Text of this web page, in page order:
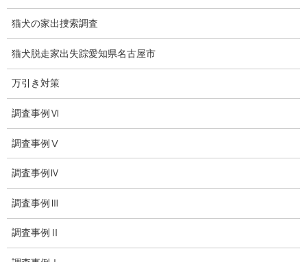
方、裕福でも不幸な方、自分の幸せに気づかない方もおられま
す。
ある意味で、平凡でも家庭が円満で、安心できる生活が本当の意
味での幸せと思います。
そして心のあり方も大切と思います。
無料相談専用電話 10:00～17:00〔不定休〕
お問い合わせフォーム
猫犬の家出捜索調査
猫犬脱走家出失踪愛知県名古屋市
万引き対策
調査事例Ⅵ
調査事例Ⅴ
調査事例Ⅳ
調査事例Ⅲ
調査事例Ⅱ